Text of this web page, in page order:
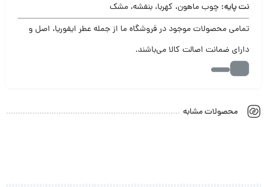
نت پایه: چوب ماهون، کهربا، بنفشه، مشک
تمامی محصولات موجود در فروشگاه ما از جمله عطر ایفوریا، اصل و
دارای ضمانت اصالت کالا می‌باشند.
محصولات مشابه